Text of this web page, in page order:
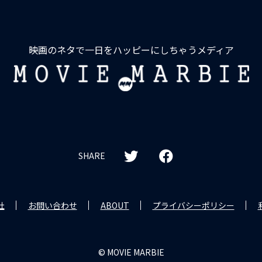
映画のネタで一日をハッピーにしちゃうメディア
MOVIE
MARBIE
SHARE
お問い合わせ ABOUT プライバシーポリシー
© MOVIE MARBIE